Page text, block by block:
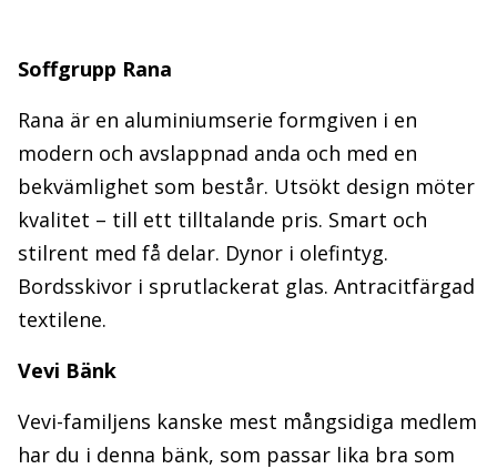
Soffgrupp Rana
Rana är en aluminiumserie formgiven i en
modern och avslappnad anda och med en
bekvämlighet som består. Utsökt design möter
kvalitet – till ett tilltalande pris. Smart och
stilrent med få delar. Dynor i olefintyg.
Bordsskivor i sprutlackerat glas. Antracitfärgad
textilene.
Vevi Bänk
Vevi-familjens kanske mest mångsidiga medlem
har du i denna bänk, som passar lika bra som